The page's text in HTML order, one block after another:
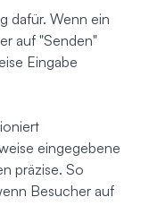
dafür. Wenn ein
auf "Senden"
Eingabe
eingegebene
präzise. So
Besucher auf